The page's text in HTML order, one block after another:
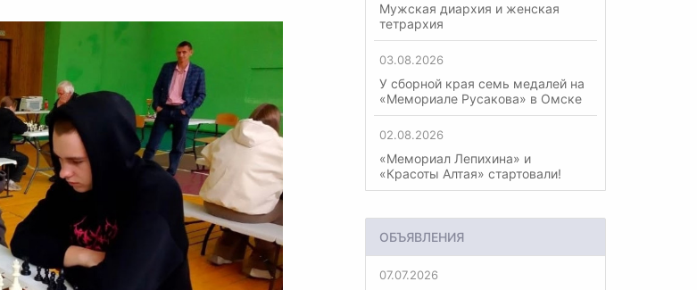
Мужская диархия и женская
тетрархия
03.08.2026
У сборной края семь медалей на
«Мемориале Русакова» в Омске
02.08.2026
«Мемориал Лепихина» и
«Красоты Алтая» стартовали!
ОБЪЯВЛЕНИЯ
07.07.2026